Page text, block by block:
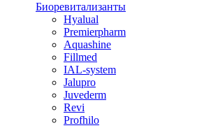
Биоревитализанты
Hyalual
Premierpharm
Aquashine
Fillmed
IAL-system
Jalupro
Juvederm
Revi
Profhilo